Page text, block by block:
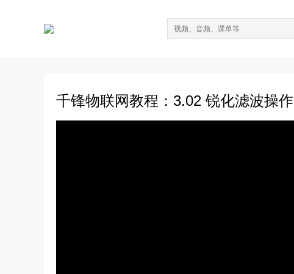
千锋物联网教程：3.02 锐化滤波操作